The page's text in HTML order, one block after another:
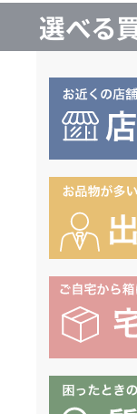
選べる